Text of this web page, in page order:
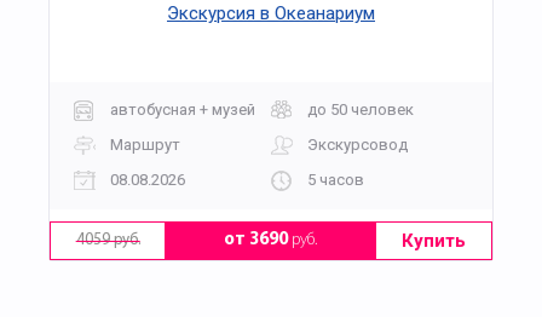
Экскурсия в Океанариум
автобусная + музей
до 50 человек
Маршрут
Экскурсовод
08.08.2026
5 часов
4059 руб. от 3690руб. Купить